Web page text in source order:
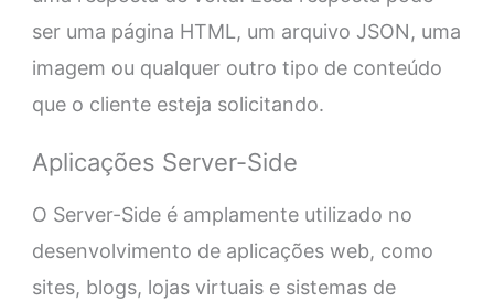
ser uma página HTML, um arquivo JSON, uma
imagem ou qualquer outro tipo de conteúdo
que o cliente esteja solicitando.
Aplicações Server-Side
O Server-Side é amplamente utilizado no
desenvolvimento de aplicações web, como
sites, blogs, lojas virtuais e sistemas de